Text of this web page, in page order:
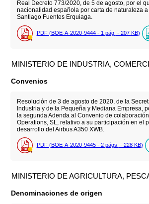
Real Decreto 773/2020, de 5 de agosto, por el
nacionalidad española por carta de naturaleza
Santiago Fuentes Erquiaga.
PDF (BOE-A-2020-9444 - 1 pág. - 207 KB)
MINISTERIO DE INDUSTRIA,
Convenios
Resolución de 3 de agosto de 2020, de la
Industria y de la Pequeña y Mediana Empresa,
la segunda Adenda al Convenio de
Operations, SL, relativo a su participación en el
desarrollo del Airbus A350 XWB.
PDF (BOE-A-2020-9445 - 2 págs. - 228 KB)
MINISTERIO DE AGRICULTURA,
Denominaciones de origen